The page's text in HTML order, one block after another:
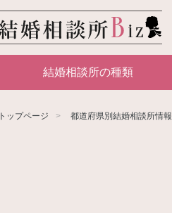
結婚相談所の種類
トップページ 都道府県別結婚相談所情報